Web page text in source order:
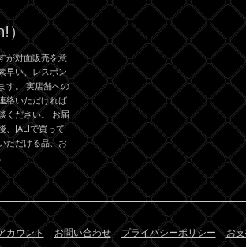
）
が対面販売を意
早い、レスポン
す。 実店舗への
絡いただければ
ください。 お届
、JALIで買って
ただける品、お
カウント お問い合わせ プライバシーポリシー お